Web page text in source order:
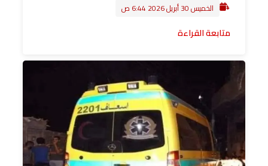
الخميس 30 أبريل 2026 6:44 ص
متابعة القراءة